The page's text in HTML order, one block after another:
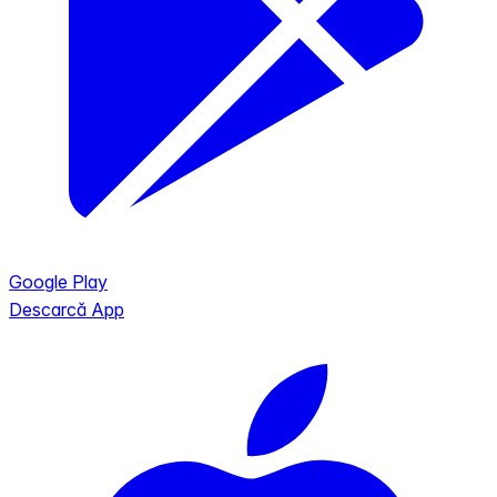
Google Play
Descarcă App